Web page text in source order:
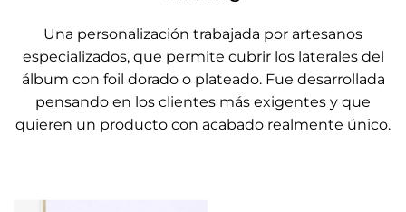
Una personalización trabajada por artesanos
especializados, que permite cubrir los laterales del
álbum con foil dorado o plateado. Fue desarrollada
pensando en los clientes más exigentes y que
quieren un producto con acabado realmente único.